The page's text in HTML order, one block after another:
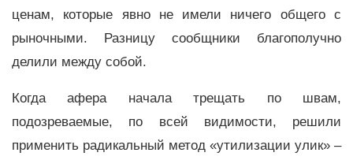
ценам, которые явно не имели ничего общего с
рыночными. Разницу сообщники благополучно
делили между собой.
Когда афера начала трещать по швам,
подозреваемые, по всей видимости, решили
применить радикальный метод «утилизации улик» –